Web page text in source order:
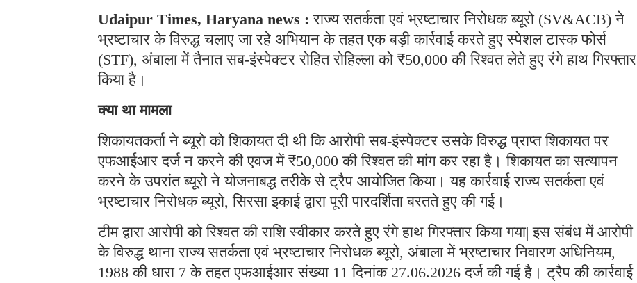
Udaipur Times, Haryana news : राज्य सतर्कता एवं भ्रष्टाचार निरोधक ब्यूरो (SV&ACB) ने
भ्रष्टाचार के विरुद्ध चलाए जा रहे अभियान के तहत एक बड़ी कार्रवाई करते हुए स्पेशल टास्क फोर्स
(STF), अंबाला में तैनात सब-इंस्पेक्टर रोहित रोहिल्ला को ₹50,000 की रिश्वत लेते हुए रंगे हाथ गिरफ्तार
किया है।
क्या था मामला
शिकायतकर्ता ने ब्यूरो को शिकायत दी थी कि आरोपी सब-इंस्पेक्टर उसके विरुद्ध प्राप्त शिकायत पर
एफआईआर दर्ज न करने की एवज में ₹50,000 की रिश्वत की मांग कर रहा है। शिकायत का सत्यापन
करने के उपरांत ब्यूरो ने योजनाबद्ध तरीके से ट्रैप आयोजित किया। यह कार्रवाई राज्य सतर्कता एवं
भ्रष्टाचार निरोधक ब्यूरो, सिरसा इकाई द्वारा पूरी पारदर्शिता बरतते हुए की गई।
टीम द्वारा आरोपी को रिश्वत की राशि स्वीकार करते हुए रंगे हाथ गिरफ्तार किया गया| इस संबंध में आरोपी
के विरुद्ध थाना राज्य सतर्कता एवं भ्रष्टाचार निरोधक ब्यूरो, अंबाला में भ्रष्टाचार निवारण अधिनियम,
1988 की धारा 7 के तहत एफआईआर संख्या 11 दिनांक 27.06.2026 दर्ज की गई है। ट्रैप की कार्रवाई